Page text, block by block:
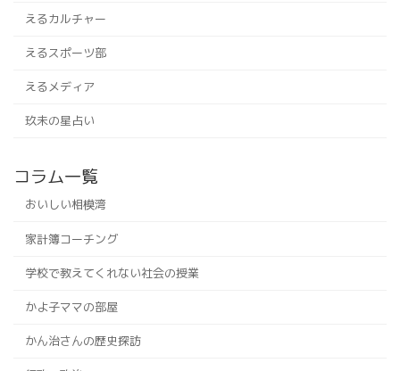
えるカルチャー
えるスポーツ部
えるメディア
玖未の星占い
コラム一覧
おいしい相模湾
家計簿コーチング
学校で教えてくれない社会の授業
かよ子ママの部屋
かん治さんの歴史探訪